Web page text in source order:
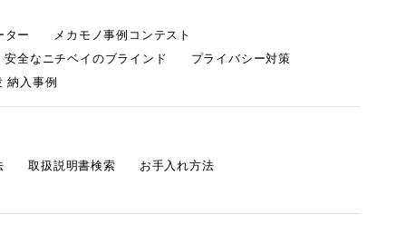
ター
メカモノ事例コンテスト
安全なニチベイのブラインド
プライバシー対策
納入事例
取扱説明書検索
お手入れ方法